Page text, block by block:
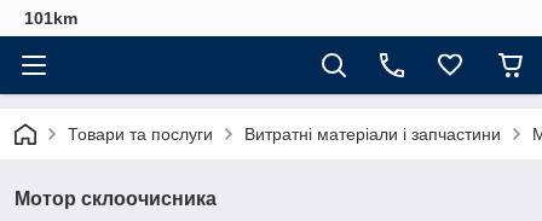
101km
Товари та послуги Витратні матеріали і запчастини
Мотор склоочисника